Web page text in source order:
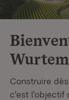
Construire
c'est l'objectif